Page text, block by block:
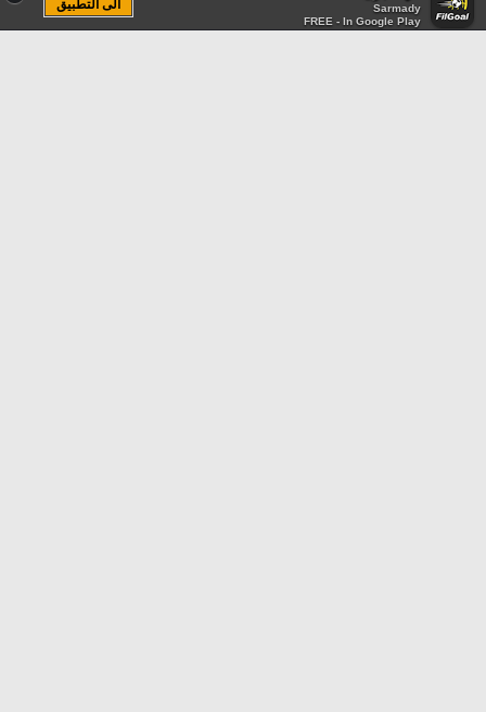
Sarmady
FREE - In Google Play
الى التطبيق